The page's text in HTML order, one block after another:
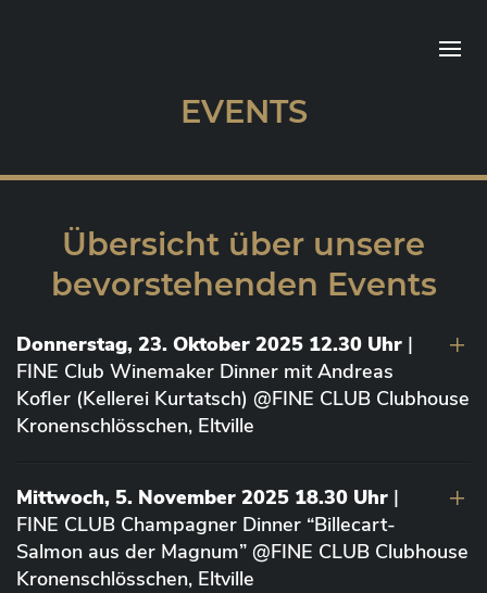
EVENTS
Übersicht über unsere
bevorstehenden Events
Donnerstag, 23. Oktober 2025 12.30 Uhr |
FINE Club Winemaker Dinner mit Andreas
Kofler (Kellerei Kurtatsch) @FINE CLUB Clubhouse
Kronenschlösschen, Eltville
Mittwoch, 5. November 2025 18.30 Uhr |
FINE CLUB Champagner Dinner “Billecart-
Salmon aus der Magnum” @FINE CLUB Clubhouse
Kronenschlösschen, Eltville